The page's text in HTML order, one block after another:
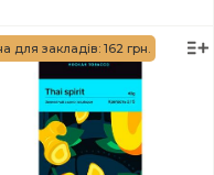
для закладів: 162 грн.